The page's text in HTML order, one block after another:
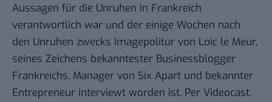
Aussagen für die Unruhen in Frankreich
verantwortlich war und der einige Wochen nach
den Unruhen zwecks Imagepolitur von Loic le Meur,
seines Zeichens bekanntester Businessblogger
Frankreichs, Manager von Six Apart und bekannter
Entrepreneur interviewt worden ist. Per Videocast.